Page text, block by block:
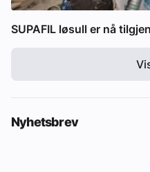
SUPAFIL løsull er nå
Nyhetsbrev